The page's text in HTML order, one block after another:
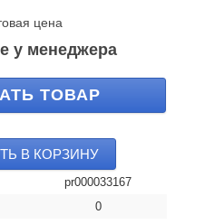
цена
у менеджера
ТОВАР
В КОРЗИНУ
pr000033167
0